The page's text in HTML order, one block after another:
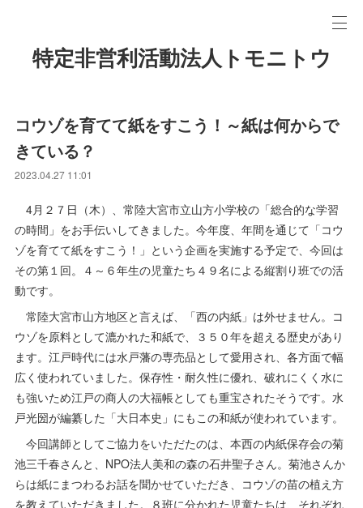
特定非営利活動法人トモニトウ
コウゾを育てて紙をすこう！～紙は何からで
きている？
2023.04.27 11:01
4月２７日（木）、常陸大宮市立山方小学校の「総合的な学習
の時間」をお手伝いしてきました。今年度、年間を通じて「コウ
ゾを育てて紙をすこう！」という企画を実施する予定で、今回は
その第１回。４～６年生の児童たち４９名による縦割り班での活
動です。
常陸大宮市山方地区と言えば、「西の内紙」は外せません。コ
ウゾを原料として漉かれた和紙で、３５０年を超える歴史があり
ます。江戸時代には水戸藩の専売品として愛用され、各方面で幅
広く使われていました。保存性・耐久性に優れ、破れにくく水に
も強いため江戸の商人の大福帳としても重宝されたそうです。水
戸光圀が編纂した「大日本史」にもこの和紙が使われています。
今回講師としてご協力をいただたのは、本西の内紙保存会の菊
池三千春さんと、NPO法人美和の森の石井聖子さん。菊池さんか
らは紙にまつわるお話を聞かせていただき、コウゾの苗の植え方
を教えていただきました。８班に分かれた児童たちは、それぞれ